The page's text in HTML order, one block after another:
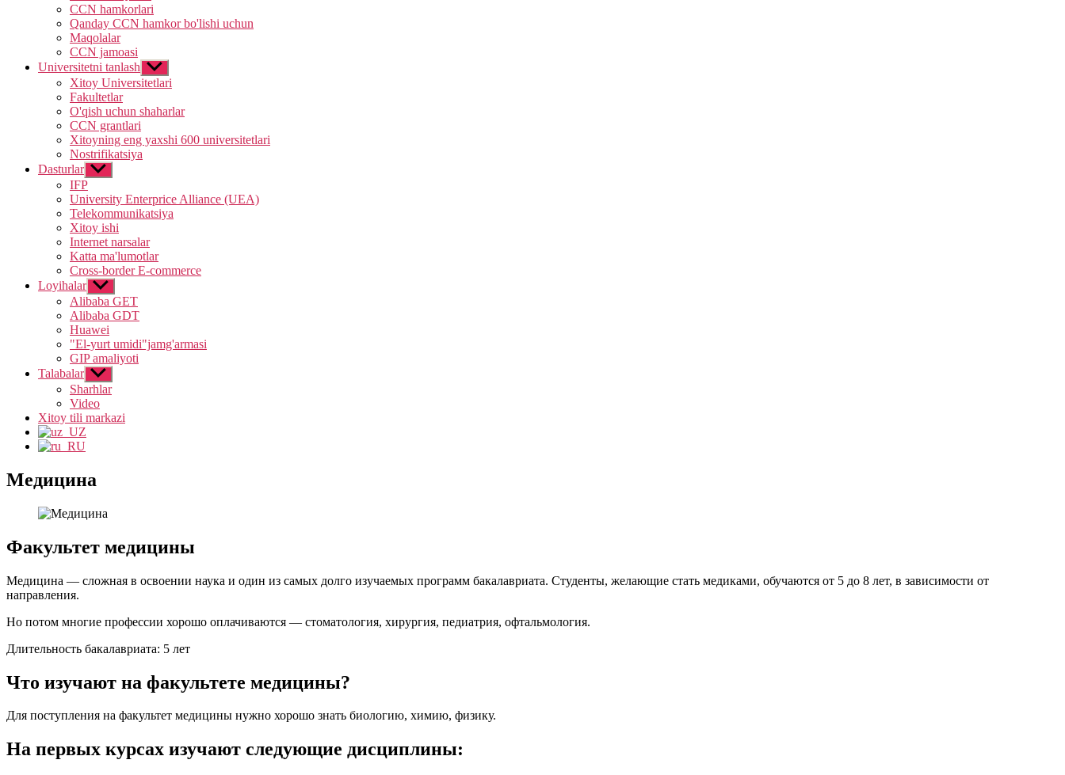
CCN hamkorlari
Qanday CCN hamkor bo'lishi uchun
Maqolalar
CCN jamoasi
Universitetni tanlash Show
sub
menu
Xitoy Universitetlari
Fakultetlar
O'qish uchun shaharlar
CCN grantlari
Xitoyning eng yaxshi 600 universitetlari
Nostrifikatsiya
Dasturlar Show
sub
menu
IFP
University Enterprice Alliance (UEA)
Telekommunikatsiya
Xitoy ishi
Internet narsalar
Katta ma'lumotlar
Cross-border E-commerce
Loyihalar Show
sub
menu
Alibaba GET
Alibaba GDT
Huawei
"El-yurt umidi"jamg'armasi
GIP amaliyoti
Talabalar Show
sub
menu
Sharhlar
Video
Xitoy tili markazi
Медицина
Факультет медицины
Медицина — сложная в освоении наука и один из самых долго изучаемых программ бакалавриата. Студенты, желающие стать медиками, обучаются от 5 до 8 лет, в зависимости от
направления.
Но потом многие профессии хорошо оплачиваются — стоматология, хирургия, педиатрия, офтальмология.
Длительность бакалавриата: 5 лет
Что изучают на факультете медицины?
Для поступления на факультет медицины нужно хорошо знать биологию, химию, физику.
На первых курсах изучают следующие дисциплины: